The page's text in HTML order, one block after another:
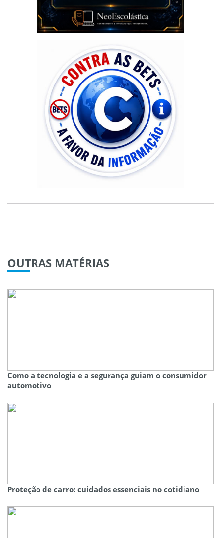
OUTRAS MATÉRIAS
Como a tecnologia e a segurança guiam o consumidor
automotivo
Proteção de carro: cuidados essenciais no cotidiano